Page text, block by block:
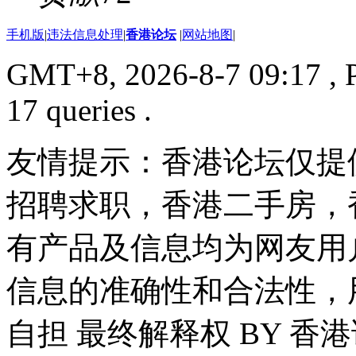
手机版|违法信息处理|香港论坛 |网站地图|
GMT+8, 2026-8-7 09:17 ,
17 queries .
友情提示：香港论坛仅
招聘求职，香港二手房
有产品及信息均为网友
信息的准确性和合法性
自担 最终解释权 BY 香